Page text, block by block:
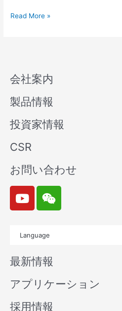
Read More »
会社案内
製品情報
投資家情報
CSR
お問い合わせ
Y
o
u
b
e
W
e
i
n
Language
最新情報
アプリケーション
採用情報